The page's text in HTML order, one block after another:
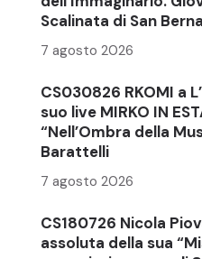
Scalinata di San
7 agosto 2026
CS030826 RKOMI a
suo live MIRKO IN
“Nell’Ombra della
Barattelli
7 agosto 2026
CS180726 Nicola
assoluta della sua